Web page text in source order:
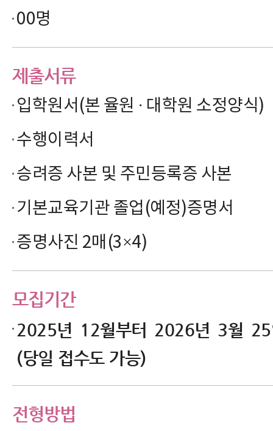
00명
제출서류
입학원서(본 율원 · 대학원 소정양식)
수행이력서
승려증 사본 및 주민등록증 사본
기본교육기관 졸업(예정)증명서
증명사진 2매(3×4)
모집기간
2025년 12월부터 2026년 3월 25
(당일 접수도 가능)
전형방법